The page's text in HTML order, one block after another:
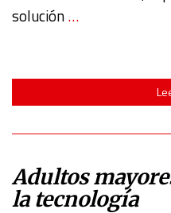
solución…
Adultos
la tecnología